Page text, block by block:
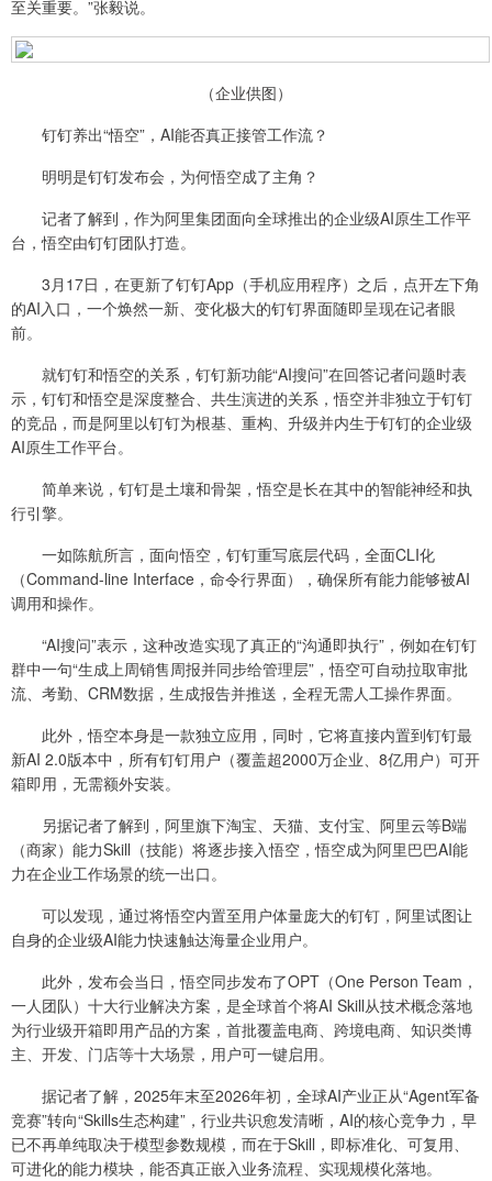
至关重要。”张毅说。
（企业供图）
钉钉养出“悟空”，AI能否真正接管工作流？
明明是钉钉发布会，为何悟空成了主角？
记者了解到，作为阿里集团面向全球推出的企业级AI原生工作平
台，悟空由钉钉团队打造。
3月17日，在更新了钉钉App（手机应用程序）之后，点开左下角
的AI入口，一个焕然一新、变化极大的钉钉界面随即呈现在记者眼
前。
就钉钉和悟空的关系，钉钉新功能“AI搜问”在回答记者问题时表
示，钉钉和悟空是深度整合、共生演进的关系，悟空并非独立于钉钉
的竞品，而是阿里以钉钉为根基、重构、升级并内生于钉钉的企业级
AI原生工作平台。
简单来说，钉钉是土壤和骨架，悟空是长在其中的智能神经和执
行引擎。
一如陈航所言，面向悟空，钉钉重写底层代码，全面CLI化
（Command-line Interface，命令行界面），确保所有能力能够被AI
调用和操作。
“AI搜问”表示，这种改造实现了真正的“沟通即执行”，例如在钉钉
群中一句“生成上周销售周报并同步给管理层”，悟空可自动拉取审批
流、考勤、CRM数据，生成报告并推送，全程无需人工操作界面。
此外，悟空本身是一款独立应用，同时，它将直接内置到钉钉最
新AI 2.0版本中，所有钉钉用户（覆盖超2000万企业、8亿用户）可开
箱即用，无需额外安装。
另据记者了解到，阿里旗下淘宝、天猫、支付宝、阿里云等B端
（商家）能力Skill（技能）将逐步接入悟空，悟空成为阿里巴巴AI能
力在企业工作场景的统一出口。
可以发现，通过将悟空内置至用户体量庞大的钉钉，阿里试图让
自身的企业级AI能力快速触达海量企业用户。
此外，发布会当日，悟空同步发布了OPT（One Person Team，
一人团队）十大行业解决方案，是全球首个将AI Skill从技术概念落地
为行业级开箱即用产品的方案，首批覆盖电商、跨境电商、知识类博
主、开发、门店等十大场景，用户可一键启用。
据记者了解，2025年末至2026年初，全球AI产业正从“Agent军备
竞赛”转向“Skills生态构建”，行业共识愈发清晰，AI的核心竞争力，早
已不再单纯取决于模型参数规模，而在于Skill，即标准化、可复用、
可进化的能力模块，能否真正嵌入业务流程、实现规模化落地。